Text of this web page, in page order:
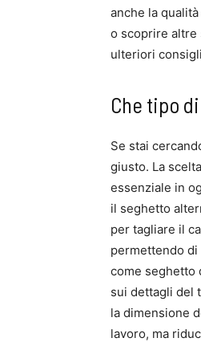
anche la
o scoprire altre
ulteriori
Che tipo
Se stai
giusto. La
essenziale in
il seghetto
per tagliare il
permettendo
come seghetto
sui dettagli del
la dimensione
lavoro, ma